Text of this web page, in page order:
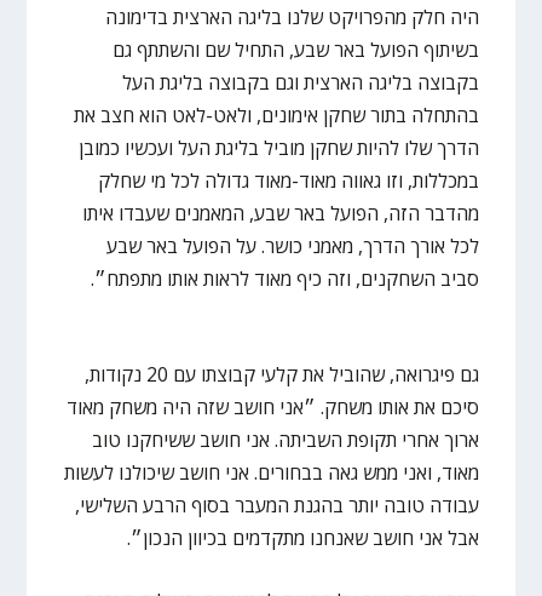
היה חלק מהפרויקט שלנו בליגה הארצית בדימונה
בשיתוף הפועל באר שבע, התחיל שם והשתתף גם
בקבוצה בליגה הארצית וגם בקבוצה בליגת העל
בהתחלה בתור שחקן אימונים, ולאט-לאט הוא חצב את
הדרך שלו להיות שחקן מוביל בליגת העל ועכשיו כמובן
במכללות, וזו גאווה מאוד-מאוד גדולה לכל מי שחלק
מהדבר הזה, הפועל באר שבע, המאמנים שעבדו איתו
לכל אורך הדרך, מאמני כושר. על הפועל באר שבע
סביב השחקנים, וזה כיף מאוד לראות אותו מתפתח״.
גם פיגרואה, שהוביל את קלעי קבוצתו עם 20 נקודות,
סיכם את אותו משחק. ״אני חושב שזה היה משחק מאוד
ארוך אחרי תקופת השביתה. אני חושב ששיחקנו טוב
מאוד, ואני ממש גאה בבחורים. אני חושב שיכולנו לעשות
עבודה טובה יותר בהגנת המעבר בסוף הרבע השלישי,
אבל אני חושב שאנחנו מתקדמים בכיוון הנכון״.